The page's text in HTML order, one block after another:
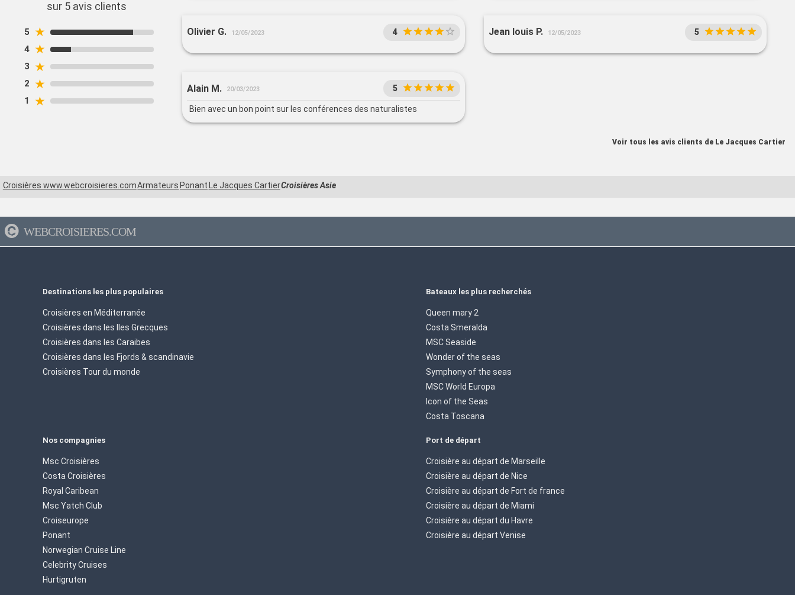
sur 5 avis clients
5 ★
4 ★
3 ★
2 ★
1 ★
Olivier G. 12/05/2023 4 Jean louis P. 12/05/2023 5
Alain M. 20/03/2023 5
Bien avec un bon point sur les conférences des naturalistes
Voir tous les avis clients de Le Jacques Cartier
Croisières www.webcroisieres.comArmateurs Ponant Le Jacques CartierCroisières Asie
WEBCROISIERES.COM
Destinations les plus populaires
Croisières en Méditerranée
Croisières dans les Iles Grecques
Croisières dans les Caraibes
Croisières dans les Fjords & scandinavie
Croisières Tour du monde
Bateaux les plus recherchés
Queen mary 2
Costa Smeralda
MSC Seaside
Wonder of the seas
Symphony of the seas
MSC World Europa
Icon of the Seas
Costa Toscana
Nos compagnies
Msc Croisières
Costa Croisières
Royal Caribean
Msc Yatch Club
Croiseurope
Ponant
Norwegian Cruise Line
Celebrity Cruises
Hurtigruten
Port de départ
Croisière au départ de Marseille
Croisière au départ de Nice
Croisière au départ de Fort de france
Croisière au départ de Miami
Croisière au départ du Havre
Croisière au départ Venise